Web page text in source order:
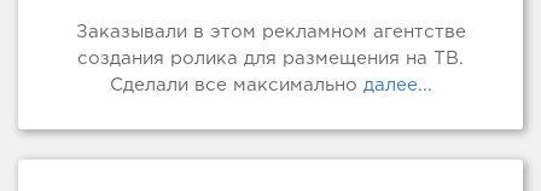
Заказывали в этом рекламном агентстве
создания ролика для размещения на ТВ.
Сделали все максимально далее...